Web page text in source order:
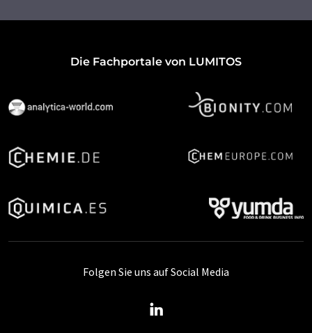
Die Fachportale von LUMITOS
Folgen Sie uns auf Social Media